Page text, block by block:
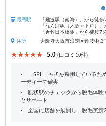
最寄駅
「難波駅（南海）」から徒歩
「なんば駅（大阪メトロ）
「近鉄日本橋駅」から徒歩7
住所
大阪府大阪市浪速区難波中
5.0 (口コミ10件)
「SPL」方式を採用している
ーディーで確実
肌状態のチェックから脱毛体
とサポート
全国に店舗を展開し、脱毛実績